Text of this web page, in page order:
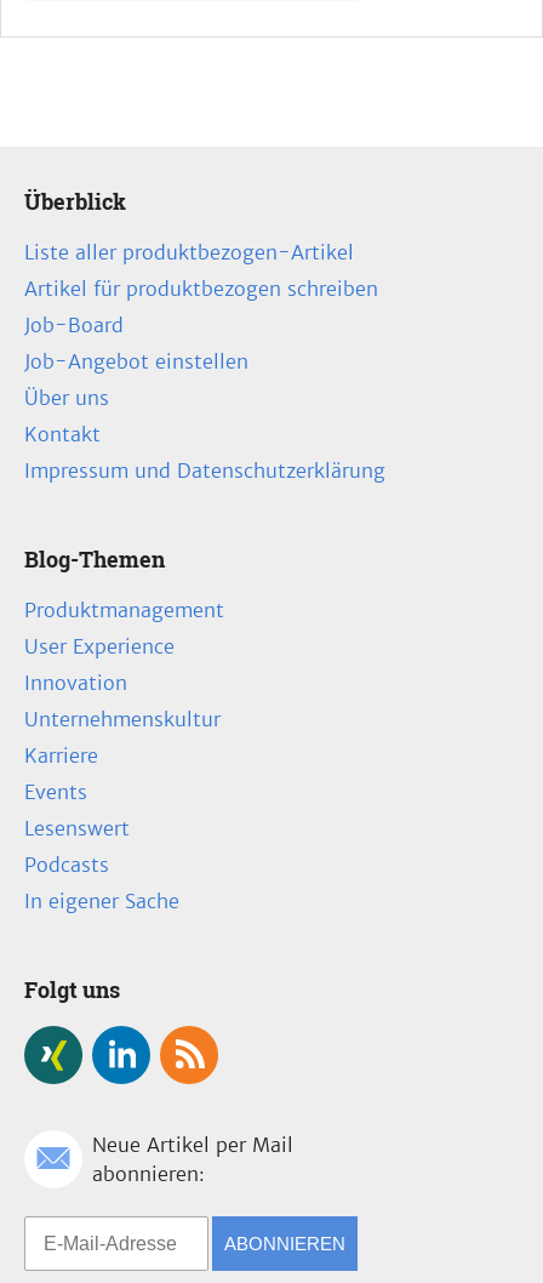
Überblick
Liste aller produktbezogen-Artikel
Artikel für produktbezogen schreiben
Job-Board
Job-Angebot einstellen
Über uns
Kontakt
Impressum und Datenschutzerklärung
Blog-Themen
Produktmanagement
User Experience
Innovation
Unternehmenskultur
Karriere
Events
Lesenswert
Podcasts
In eigener Sache
Folgt uns
Neue Artikel per Mail
abonnieren:
ABONNIEREN